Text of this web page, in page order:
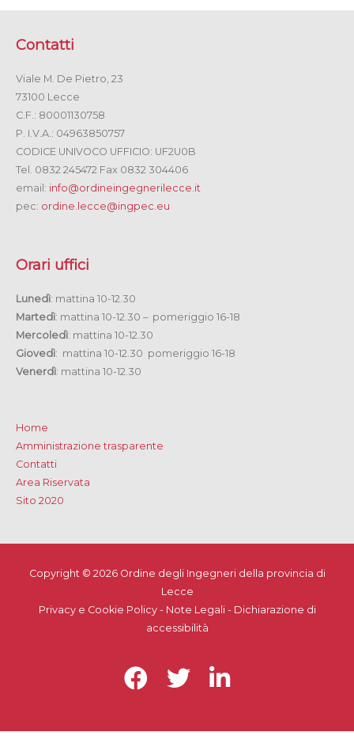
Contatti
Viale M. De Pietro, 23
73100 Lecce
C.F.: 80001130758
P. I.V.A.: 04963850757
CODICE UNIVOCO UFFICIO: UF2U0B
Tel. 0832 245472 Fax 0832 304406
email: info@ordineingegnerilecce.it
pec: ordine.lecce@ingpec.eu
Orari uffici
Lunedì: mattina 10-12.30
Martedì: mattina 10-12.30 – pomeriggio 16-18
Mercoledì: mattina 10-12.30
Giovedì: mattina 10-12.30 pomeriggio 16-18
Venerdì: mattina 10-12.30
Home
Amministrazione trasparente
Contatti
Area Riservata
Sito 2020
Copyright © 2026 Ordine degli Ingegneri della provincia di
Lecce
Privacy e Cookie Policy- Note Legali- Dichiarazione di
accessibilità